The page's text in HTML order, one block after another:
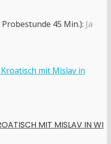
45 Min.): Ja
MIT MISLAV IN WI